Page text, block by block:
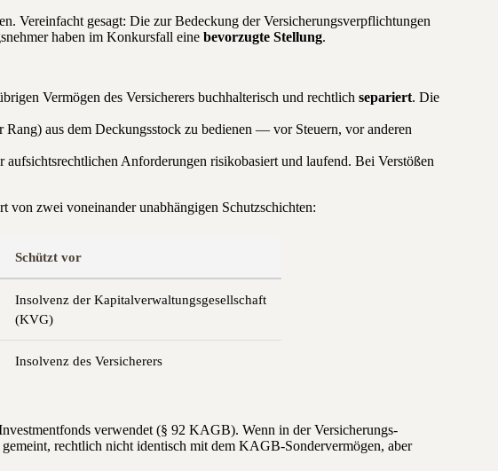
Vereinfacht gesagt: Die zur Bedeckung der Versicherungsverpflichtungen
haben im Konkursfall eine bevorzugte Stellung.
Vermögen des Versicherers buchhalterisch und rechtlich separiert. Die
Rang) aus dem Deckungsstock zu bedienen — vor Steuern, vor anderen
Anforderungen risikobasiert und laufend. Bei Verstößen
von zwei voneinander unabhängigen Schutzschichten:
Schützt vor
Insolvenz der Kapitalverwaltungsgesellschaft
(KVG)
Insolvenz des Versicherers
verwendet (§ 92 KAGB). Wenn in der Versicherungs-
gemeint, rechtlich nicht identisch mit dem KAGB-Sondervermögen, aber